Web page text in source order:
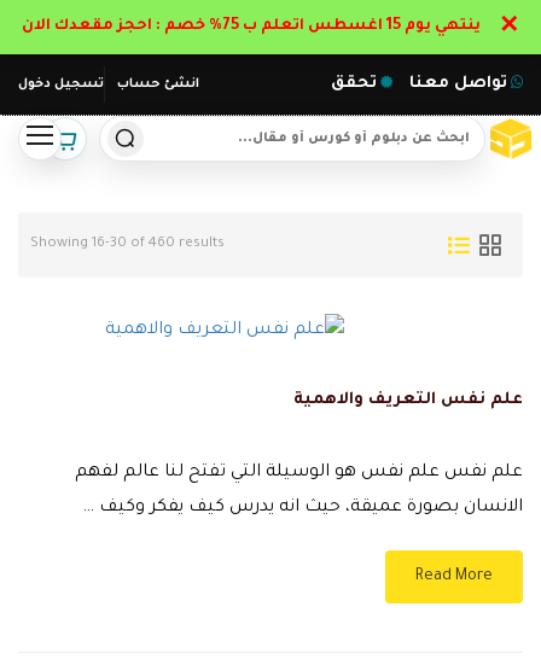
انشئ حساب تسجيل دخول تواصل معنا تحقق
Showing 16-30 of 460 results
علم نفس التعريف والاهمية
علم نفس علم نفس هو الوسيلة التي تفتح لنا عالم لفهم
الانسان بصورة عميقة، حيث انه يدرس كيف يفكر وكيف …
Read More
ينتهي يوم 15 اغسطس اتعلم ب 75% خصم : احجز مقعدك الان ✕